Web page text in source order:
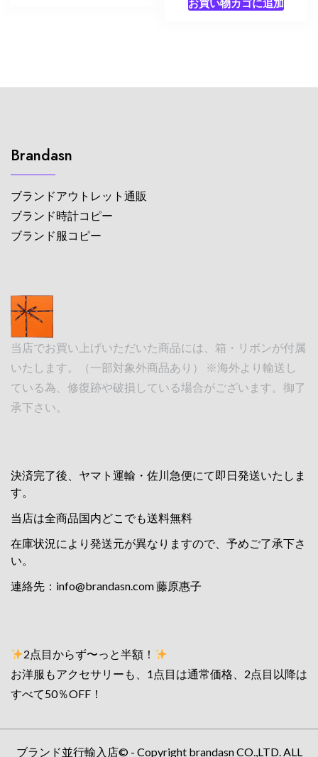
お買い物カゴに追加
Brandasn
ブランドアウトレット通販
ブランド時計コピー
ブランド服コピー
当店でお買い上げいただいた商品には、箱・リボンが付属
いたします。（一部対象外商品あり） ※海外より輸送し
ている為、修復跡や破損している場合がございます。御了
承下さい。
決済完了後、ヤマト運輸・佐川急便にて即日発送いたしま
す。
当店は全商品国内どこでも送料無料
在庫状況により発送元が異なりますので、予めご了承下さ
い。
連絡先： info@brandasn.com藤原惠子
2点目からず〜っと半額！
お洋服もアクセサリーも、1点目は通常価格、2点目以降は
すべて50％OFF！
ブランド並行輸入店© - Copyright brandasn CO.,LTD. ALL